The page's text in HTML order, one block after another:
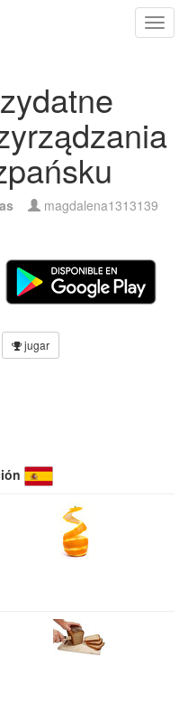
magdalena1313139
jugar